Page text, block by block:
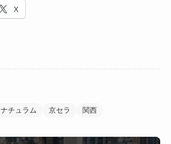
X
ナチュラム 京セラ 関西